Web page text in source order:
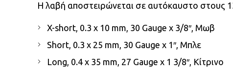
Η λαβή αποστειρώνεται σε αυτόκαυστο στους
X-short, 0.3 x 10 mm, 30 Gauge x 3/8″, Mωβ
Short, 0.3 x 25 mm, 30 Gauge x 1″, Μπλε
Long, 0.4 x 35 mm, 27 Gauge x 1 3/8″, Κίτρινο